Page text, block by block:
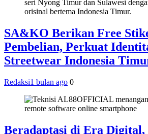
SA&KO Berikan Free
Pembelian, Perkuat
Streetwear Indonesia
Redaksi1 bulan ago 0
Beradaptasi di Era Digital,